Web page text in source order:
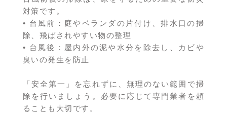
対策です。
• 台風前：庭やベランダの片付け、排水口の掃
除、飛ばされやすい物の整理
• 台風後：屋内外の泥や水分を除去し、カビや
臭いの発生を防止
「安全第一」を忘れずに、無理のない範囲で掃
除を行いましょう。必要に応じて専門業者を頼
ることも大切です。